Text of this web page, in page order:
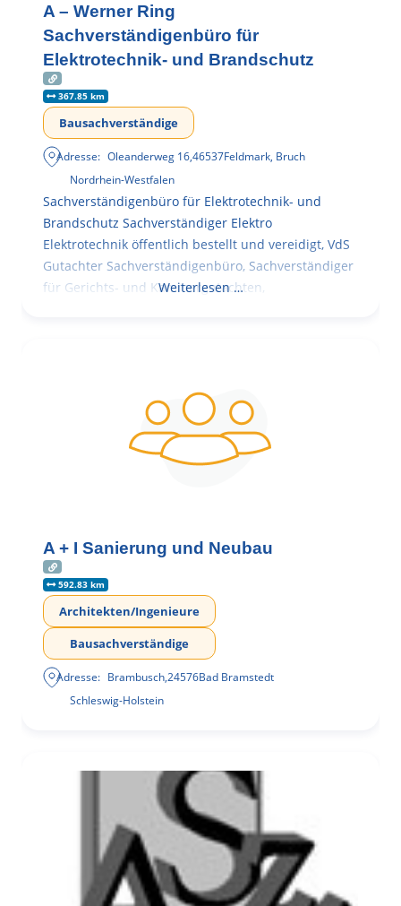
A – Werner Ring
Sachverständigenbüro für
Elektrotechnik- und Brandschutz
367.85 km
Bausachverständige
Adresse: Oleanderweg 16,46537Feldmark, Bruch
Nordrhein-Westfalen
Sachverständigenbüro für Elektrotechnik- und
Brandschutz Sachverständiger Elektro
Elektrotechnik öffentlich bestellt und vereidigt, VdS
Gutachter Sachverständigenbüro, Sachverständiger
für Gerichts- und Kammergutachten,
Weiterlesen …
A + I Sanierung und Neubau
592.83 km
Architekten/Ingenieure
Bausachverständige
Adresse: Brambusch,24576Bad Bramstedt
Schleswig-Holstein